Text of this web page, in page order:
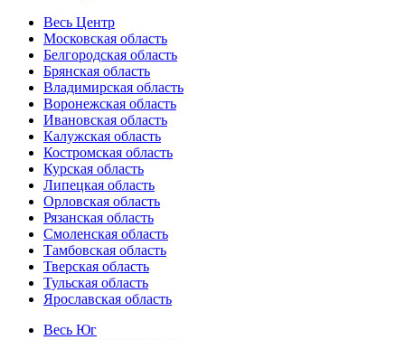
Весь Центр
Московская область
Белгородская область
Брянская область
Владимирская область
Воронежская область
Ивановская область
Калужская область
Костромская область
Курская область
Липецкая область
Орловская область
Рязанская область
Смоленская область
Тамбовская область
Тверская область
Тульская область
Ярославская область
Весь Юг